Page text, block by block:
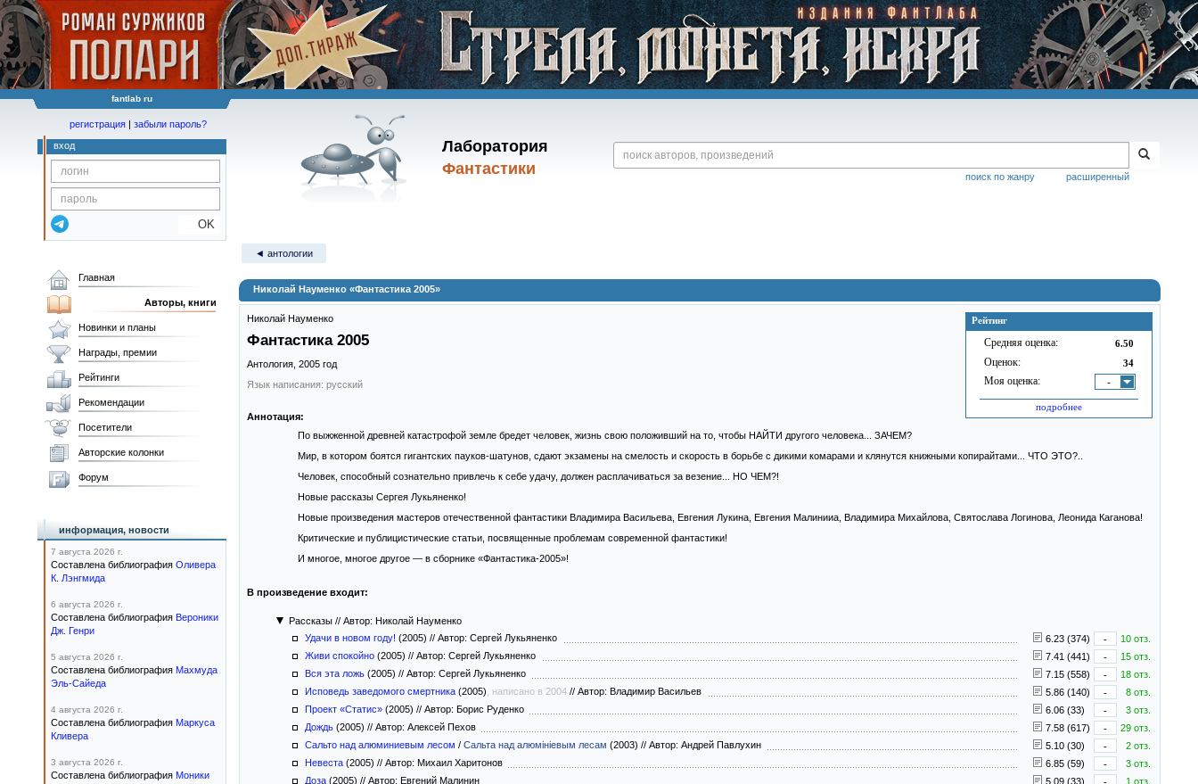
fantlab ru
Лаборатория
Фантастики
расширенный
поиск по жанру
регистрация | забыли пароль?
вход
OK
◄ антологии
Николай Науменко «Фантастика 2005»
Рейтинг
Средняя оценка: 6.50
Оценок: 34
Моя оценка: -
подробнее
Николай Науменко
Фантастика 2005
Антология, 2005 год
Язык написания: русский
Аннотация:
По выжженной древней катастрофой земле бредет человек, жизнь свою положивший на то, чтобы НАЙТИ другого человека... ЗАЧЕМ?
Мир, в котором боятся гигантских пауков-шатунов, сдают экзамены на смелость и скорость в борьбе с дикими комарами и клянутся книжными копирайтами... ЧТО ЭТО?..
Человек, способный сознательно привлечь к себе удачу, должен расплачиваться за везение... НО ЧЕМ?!
Новые рассказы Сергея Лукьяненко!
Новые произведения мастеров отечественной фантастики Владимира Васильева, Евгения Лукина, Евгения Малинииа, Владимира Михайлова, Святослава Логинова, Леонида Каганова!
Критические и публицистические статьи, посвященные проблемам современной фантастики!
И многое, многое другое — в сборнике «Фантастика-2005»!
В произведение входит:
Рассказы // Автор: Николай Науменко
Удачи в новом году! (2005) // Автор: Сергей Лукьяненко 6.23 (374) -
10 отз.
Живи спокойно (2005) // Автор: Сергей Лукьяненко 7.41 (441) -
15 отз.
Вся эта ложь (2005) // Автор: Сергей Лукьяненко 7.15 (558) -
18 отз.
Исповедь заведомого смертника (2005) , написано в 2004 // Автор: Владимир Васильев 5.86 (140) -
8 отз.
Проект «Статис» (2005) // Автор: Борис Руденко 6.06 (33) -
3 отз.
Дождь (2005) // Автор: Алексей Пехов 7.58 (617) -
29 отз.
Сальто над алюминиевым лесом / Сальта над алюмініевым лесам (2003) // Автор: Андрей Павлухин 5.10 (30) -
2 отз.
Невеста (2005) // Автор: Михаил Харитонов 6.85 (59) -
3 отз.
Доза (2005) // Автор: Евгений Малинин 5.09 (33) -
1 отз.
Главная
Авторы, книги
Новинки и планы
Награды, премии
Рейтинги
Рекомендации
Посетители
Авторские колонки
Форум
информация, новости
7 августа 2026 г.
Составлена библиография Оливера
К. Лэнгмида
6 августа 2026 г.
Составлена библиография Вероники
Дж. Генри
5 августа 2026 г.
Составлена библиография Махмуда
Эль-Сайеда
4 августа 2026 г.
Составлена библиография Маркуса
Кливера
3 августа 2026 г.
Составлена библиография Моники